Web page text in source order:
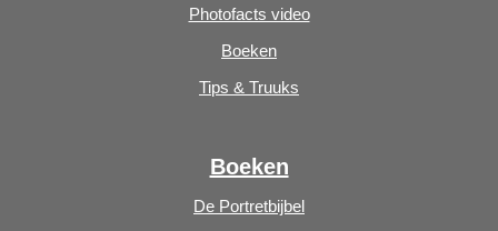
Photofacts video
Boeken
Tips & Truuks
Boeken
De Portretbijbel